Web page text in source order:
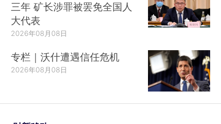
三年 矿长涉罪被罢免全国人
大代表
2026年08月08日
专栏｜沃什遭遇信任危机
2026年08月08日